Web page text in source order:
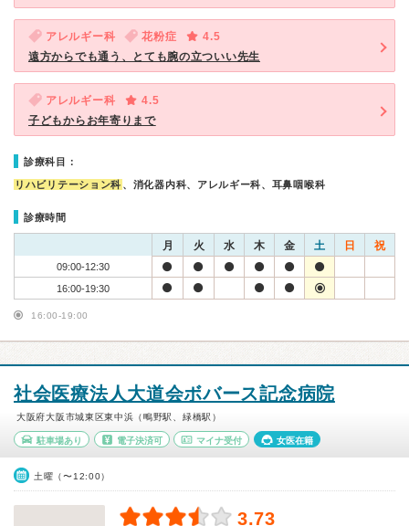
アレルギー科 花粉症
4.5
遠方からでも通う、とても腕の立ついい先生
アレルギー科
4.5
子どもからお年寄りまで
診療科目：
リハビリテーション科 、消化器内科、アレルギー科、耳鼻咽喉科
診療時間
月 火 水 木 金 土 日 祝
09:00-12:30
16:00-19:30
16:00-19:00
社会医療法人大道会ボバース記念病院
大阪府大阪市城東区東中浜（鴫野駅、緑橋駅）
駐車場あり 電子決済可 マイナ受付 女医在籍
土曜（〜12:00）
3.73